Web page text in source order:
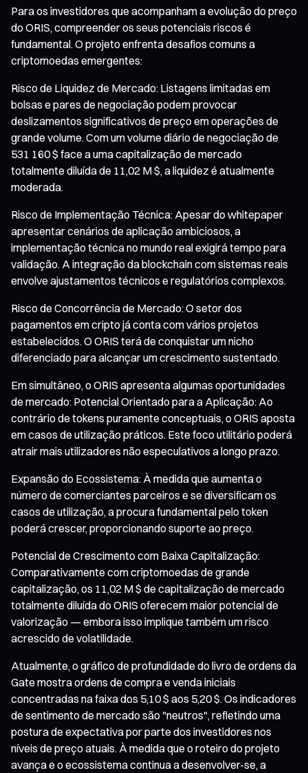
Para os investidores que acompanham a evolução do preço
do ORIS, compreender os seus potenciais riscos é
fundamental. O projeto enfrenta desafios comuns a
criptomoedas emergentes:
Risco de Liquidez de Mercado: Listagens limitadas em
bolsas e pares de negociação podem provocar
deslizamentos significativos de preço em operações de
grande volume. Com um volume diário de negociação de
531 160 $ face a uma capitalização de mercado
totalmente diluída de 11,02 M $, a liquidez é atualmente
moderada.
Risco de Implementação Técnica: Apesar do whitepaper
apresentar cenários de aplicação ambiciosos, a
implementação técnica no mundo real exigirá tempo para
validação. A integração da blockchain com sistemas reais
envolve ajustamentos técnicos e regulatórios complexos.
Risco de Concorrência de Mercado: O setor dos
pagamentos em cripto já conta com vários projetos
estabelecidos. O ORIS terá de conquistar um nicho
diferenciado para alcançar um crescimento sustentado.
Em simultâneo, o ORIS apresenta algumas oportunidades
de mercado: Potencial Orientado para a Aplicação: Ao
contrário de tokens puramente conceptuais, o ORIS aposta
em casos de utilização práticos. Este foco utilitário poderá
atrair mais utilizadores não especulativos a longo prazo.
Expansão do Ecossistema: À medida que aumenta o
número de comerciantes parceiros e se diversificam os
casos de utilização, a procura fundamental pelo token
poderá crescer, proporcionando suporte ao preço.
Potencial de Crescimento com Baixa Capitalização:
Comparativamente com criptomoedas de grande
capitalização, os 11,02 M $ de capitalização de mercado
totalmente diluída do ORIS oferecem maior potencial de
valorização — embora isso implique também um risco
acrescido de volatilidade.
Atualmente, o gráfico de profundidade do livro de ordens da
Gate mostra ordens de compra e venda iniciais
concentradas na faixa dos 5,10 $ aos 5,20 $. Os indicadores
de sentimento de mercado são "neutros", refletindo uma
postura de expectativa por parte dos investidores nos
níveis de preço atuais. À medida que o roteiro do projeto
avança e o ecossistema continua a desenvolver-se, a